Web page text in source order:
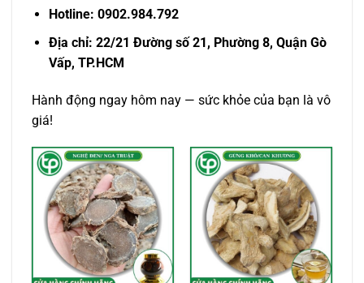
Hotline: 0902.984.792
Địa chỉ: 22/21 Đường số 21, Phường 8, Quận Gò
Vấp, TP.HCM
Hành động ngay hôm nay — sức khỏe của bạn là vô
giá!